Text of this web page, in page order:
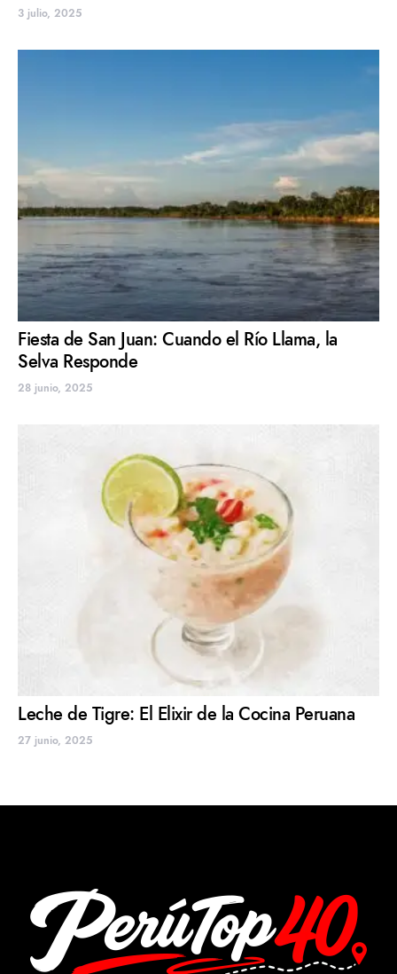
3 julio, 2025
Fiesta de San Juan: Cuando el Río Llama, la
Selva Responde
28 junio, 2025
Leche de Tigre: El Elixir de la Cocina Peruana
27 junio, 2025